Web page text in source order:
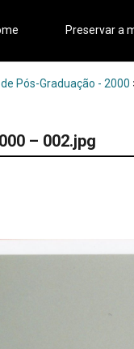
Preservar a
Pós-Graduação - 2000
– 002.jpg